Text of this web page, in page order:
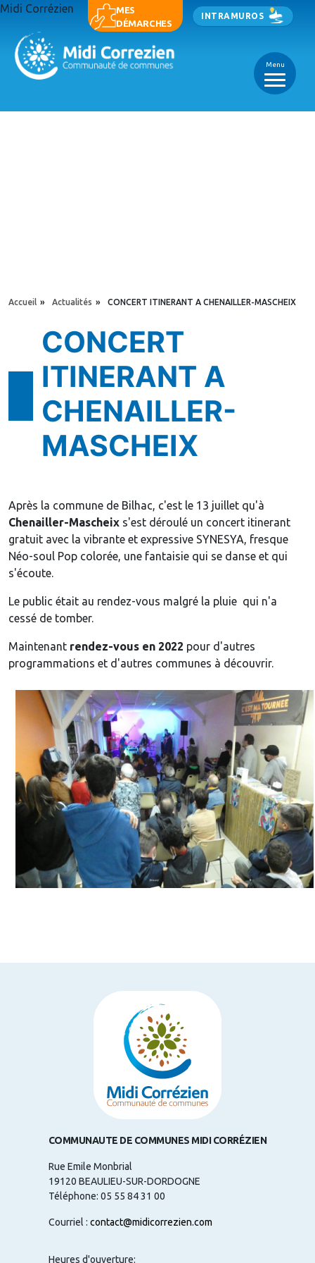
Aller au contenu principal
Midi Corrézien
MES
DÉMARCHES
INTRAMUROS
Menu
_
_
YOU ARE HERE
Accueil » Actualités » CONCERT ITINERANT A CHENAILLER-MASCHEIX
CONCERT
ITINERANT A
CHENAILLER-
MASCHEIX
Après la commune de Bilhac, c'est le 13 juillet qu'à
Chenailler-Mascheix s'est déroulé un concert itinerant
gratuit avec la vibrante et expressive SYNESYA, fresque
Néo-soul Pop colorée, une fantaisie qui se danse et qui
s'écoute.
Le public était au rendez-vous malgré la pluie qui n'a
cessé de tomber.
Maintenant rendez-vous en 2022 pour d'autres
programmations et d'autres communes à découvrir.
COMMUNAUTE DE COMMUNES MIDI CORRÉZIEN
Rue Emile Monbrial
19120 BEAULIEU-SUR-DORDOGNE
Téléphone: 05 55 84 31 00
Courriel : contact@midicorrezien.com
Heures d'ouverture:
Panneau de gestion des cookies